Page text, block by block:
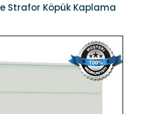
Strafor Köpük Kaplama